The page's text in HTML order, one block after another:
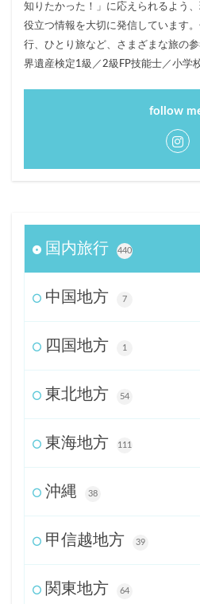
知りたかった！」に応えられるよう
役立つ情報を大切に発信しています
行、ひとり旅など、さまざまな旅の
界遺産検定1級／2級FP技能士／小学
follow
国内旅行 440
中国地方 7
四国地方 1
東北地方 54
東海地方 111
沖縄 38
甲信越地方 39
関東地方 64